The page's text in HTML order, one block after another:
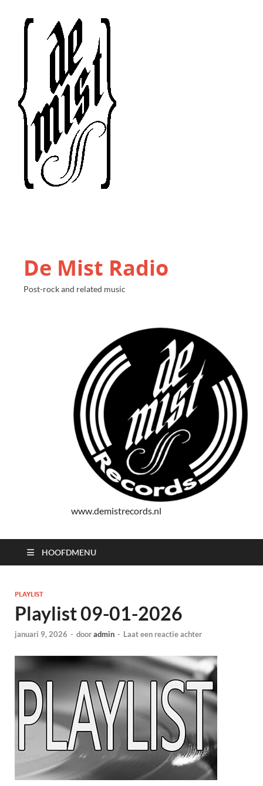
De Mist Radio
Post-rock and related music
www.demistrecords.nl
HOOFDMENU
PLAYLIST
Playlist 09-01-2026
januari 9, 2026 - dooradmin - Laat een reactie achter